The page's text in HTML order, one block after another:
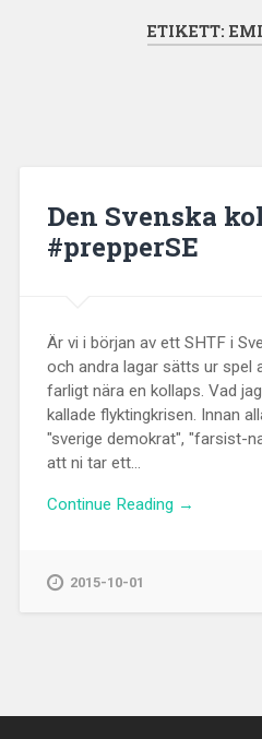
ETIKETT:
Den Svenska
#prepperSE
Är vi i början av ett SHTF i
och andra lagar sätts ur spel
farligt nära en kollaps. Vad
kallade flyktingkrisen. Innan
"sverige demokrat", "farsist-
att ni tar ett...
Continue Reading →
2015-10-01